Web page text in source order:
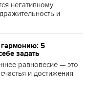
негативному
и
гармонию: 5
задать
равновесие — это
и достижения